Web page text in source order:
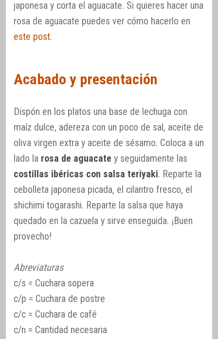
japonesa y corta el aguacate. Si quieres hacer una
rosa de aguacate puedes ver cómo hacerlo en
este post.
Acabado y presentación
Dispón en los platos una base de lechuga con
maíz dulce, adereza con un poco de sal, aceite de
oliva virgen extra y aceite de sésamo. Coloca a un
lado la rosa de aguacate y seguidamente las
costillas ibéricas con salsa teriyaki. Reparte la
cebolleta japonesa picada, el cilantro fresco, el
shichimi togarashi. Reparte la salsa que haya
quedado en la cazuela y sirve enseguida. ¡Buen
provecho!
Abreviaturas
c/s = Cuchara sopera
c/p = Cuchara de postre
c/c = Cuchara de café
c/n = Cantidad necesaria